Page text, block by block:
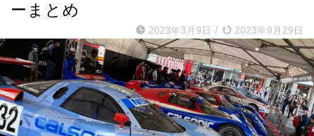
ーまとめ
2023年3月9日 / 2023年9月29日